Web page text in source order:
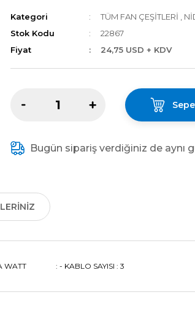
Kategori TÜM FAN ÇEŞİTLERİ
Stok Kodu
22867
Fiyat
24,75 USD + KDV
Bugün sipariş verdiğiniz de aynı
WATT : - KABLO SAYISI : 3